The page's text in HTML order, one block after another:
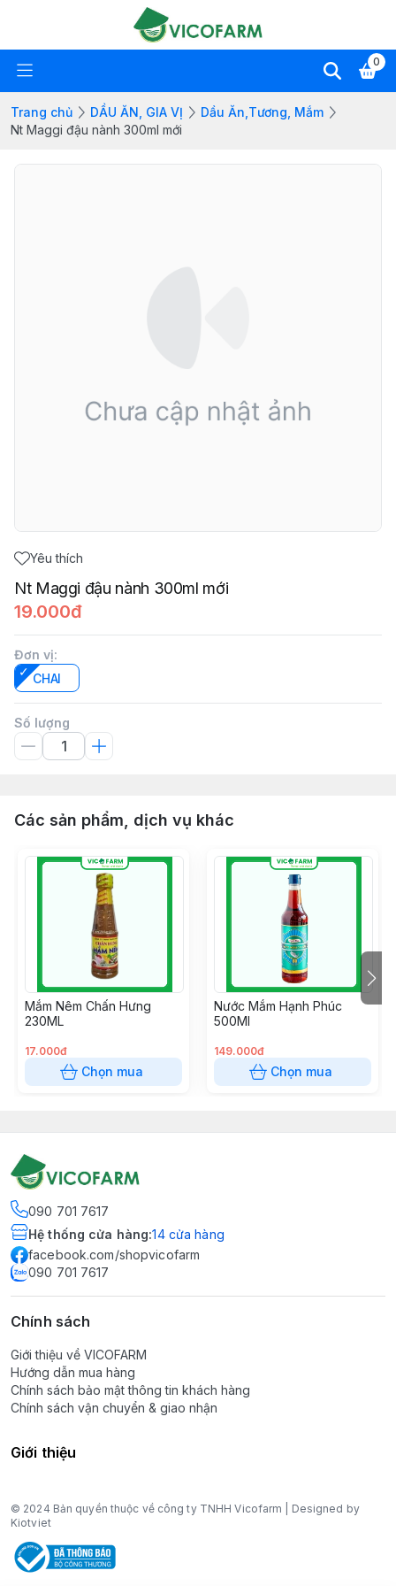
0
Trang chủ DẦU ĂN, GIA VỊ
Dầu Ăn,Tương, Mắm
Nt Maggi đậu nành 300ml mới
Yêu thích
Nt Maggi đậu nành 300ml mới
19.000đ
Đơn vị:
CHAI
Số lượng
Các sản phẩm, dịch vụ khác
Mắm Nêm Chấn Hưng
230ML
17.000đ
Chọn mua
Nước Mắm Hạnh Phúc
500Ml
149.000đ
Chọn mua
090 701 7617
Hệ thống cửa hàng:14 cửa hàng
facebook.com/shopvicofarm
090 701 7617
Chính sách
Giới thiệu về VICOFARM
Hướng dẫn mua hàng
Chính sách bảo mật thông tin khách hàng
Chính sách vận chuyển & giao nhận
Giới thiệu
© 2024 Bản quyền thuộc về công ty TNHH Vicofarm | Designed by
Kiotviet